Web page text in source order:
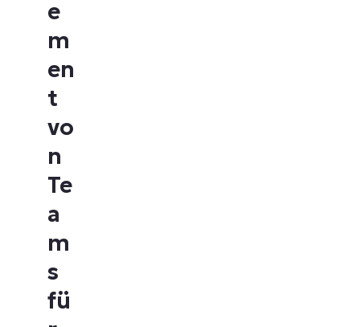
e
m
en
t
vo
n
Te
a
m
s
fü